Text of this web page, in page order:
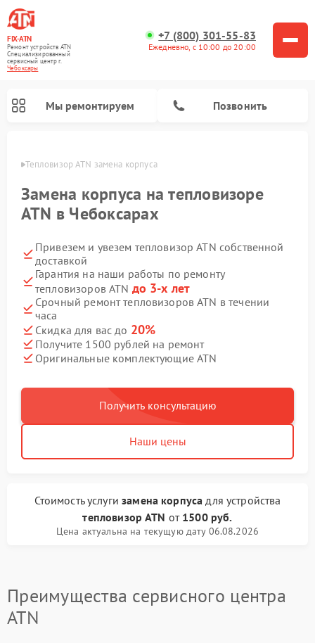
FIX-ATN
Ремонт устройств ATN
Специализированный
cервисный центр г.
Чебоксары
+7 (800) 301-55-83
Ежедневно, с 10:00 до 20:00
Мы ремонтируем Позвонить
Тепловизор ATN замена корпуса
Замена корпуса на тепловизоре
ATN в Чебоксарах
Привезем и увезем тепловизор ATN собственной
доставкой
Гарантия на наши работы по ремонту
тепловизоров ATN до 3-х лет
Срочный ремонт тепловизоров ATN в течении
часа
Скидка для вас до 20%
Получите 1500 рублей на ремонт
Оригинальные комплектующие ATN
Получить консультацию
Наши цены
Стоимость услугизамена корпуса для устройства
тепловизор ATN от 1500 руб.
Цена актуальна на текущую дату 06.08.2026
Преимущества сервисного центра
ATN